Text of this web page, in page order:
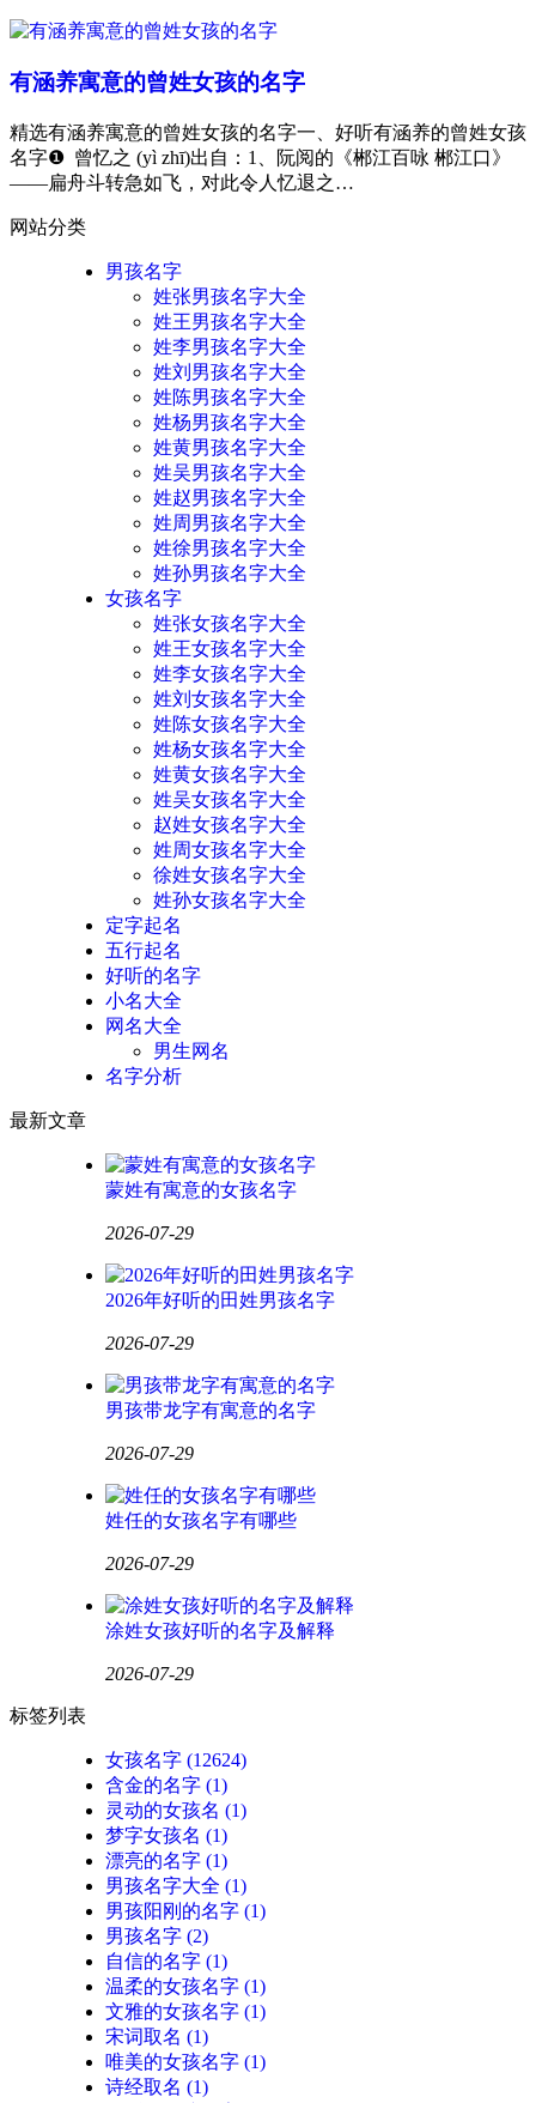
有涵养寓意的曾姓女孩的名字
精选有涵养寓意的曾姓女孩的名字一、好听有涵养的曾姓女孩
名字❶ 曾忆之 (yì zhī)出自：1、阮阅的《郴江百咏 郴江口》
——扁舟斗转急如飞，对此令人忆退之…
网站分类
男孩名字
姓张男孩名字大全
姓王男孩名字大全
姓李男孩名字大全
姓刘男孩名字大全
姓陈男孩名字大全
姓杨男孩名字大全
姓黄男孩名字大全
姓吴男孩名字大全
姓赵男孩名字大全
姓周男孩名字大全
姓徐男孩名字大全
姓孙男孩名字大全
女孩名字
姓张女孩名字大全
姓王女孩名字大全
姓李女孩名字大全
姓刘女孩名字大全
姓陈女孩名字大全
姓杨女孩名字大全
姓黄女孩名字大全
姓吴女孩名字大全
赵姓女孩名字大全
姓周女孩名字大全
徐姓女孩名字大全
姓孙女孩名字大全
定字起名
五行起名
好听的名字
小名大全
网名大全
男生网名
名字分析
最新文章
蒙姓有寓意的女孩名字
2026-07-29
2026年好听的田姓男孩名字
2026-07-29
男孩带龙字有寓意的名字
2026-07-29
姓任的女孩名字有哪些
2026-07-29
涂姓女孩好听的名字及解释
2026-07-29
标签列表
女孩名字 (12624)
含金的名字 (1)
灵动的女孩名 (1)
梦字女孩名 (1)
漂亮的名字 (1)
男孩名字大全 (1)
男孩阳刚的名字 (1)
男孩名字 (2)
自信的名字 (1)
温柔的女孩名字 (1)
文雅的女孩名字 (1)
宋词取名 (1)
唯美的女孩名字 (1)
诗经取名 (1)